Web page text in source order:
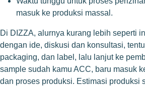
masuk ke produksi massal.
Di DIZZA, alurnya kurang lebih seperti
dengan ide, diskusi dan konsultasi,
packaging, dan label, lalu lanjut ke
sample sudah kamu ACC, baru masuk
dan proses produksi. Estimasi produksi